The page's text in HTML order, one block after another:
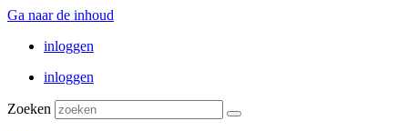
Ga naar de inhoud
inloggen
inloggen
Zoeken